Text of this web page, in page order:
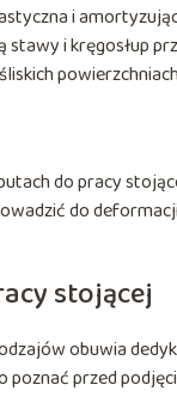
i
i kręgosłup
do pracy
do
stojącej
obuwia
przed